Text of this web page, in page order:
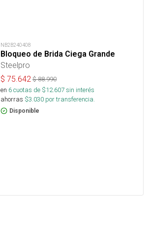
NB2B240408
Bloqueo de Brida Ciega Grande
Steelpro
$ 75.642 $88.990
en 6cuotas de $12.607sin interés
ahorras $3.030 por transferencia.
Disponible